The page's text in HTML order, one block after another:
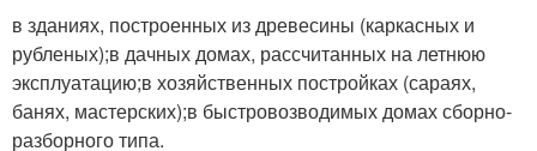
в зданиях, построенных из древесины (каркасных и
рубленых);в дачных домах, рассчитанных на летнюю
эксплуатацию;в хозяйственных постройках (сараях,
банях, мастерских);в быстровозводимых домах сборно-
разборного типа.